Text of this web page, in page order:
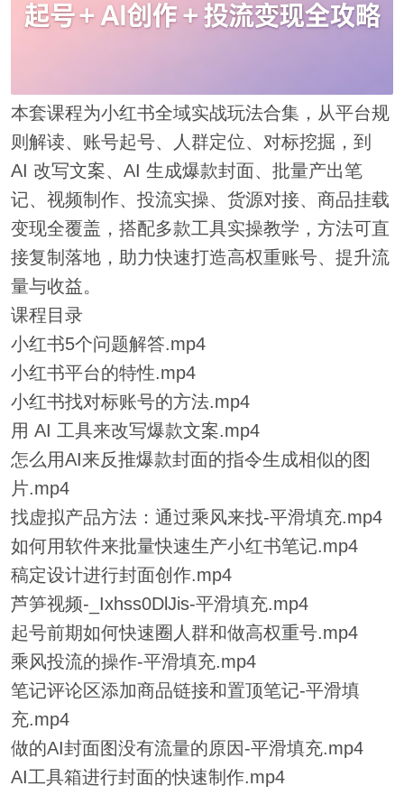
本套课程为小红书全域实战玩法合集，从平台规
则解读、账号起号、人群定位、对标挖掘，到
AI 改写文案、AI 生成爆款封面、批量产出笔
记、视频制作、投流实操、货源对接、商品挂载
变现全覆盖，搭配多款工具实操教学，方法可直
接复制落地，助力快速打造高权重账号、提升流
量与收益。
课程目录
小红书5个问题解答.mp4
小红书平台的特性.mp4
小红书找对标账号的方法.mp4
用 AI 工具来改写爆款文案.mp4
怎么用AI来反推爆款封面的指令生成相似的图
片.mp4
找虚拟产品方法：通过乘风来找-平滑填充.mp4
如何用软件来批量快速生产小红书笔记.mp4
稿定设计进行封面创作.mp4
芦笋视频-_Ixhss0DlJis-平滑填充.mp4
起号前期如何快速圈人群和做高权重号.mp4
乘风投流的操作-平滑填充.mp4
笔记评论区添加商品链接和置顶笔记-平滑填
充.mp4
做的AI封面图没有流量的原因-平滑填充.mp4
AI工具箱进行封面的快速制作.mp4